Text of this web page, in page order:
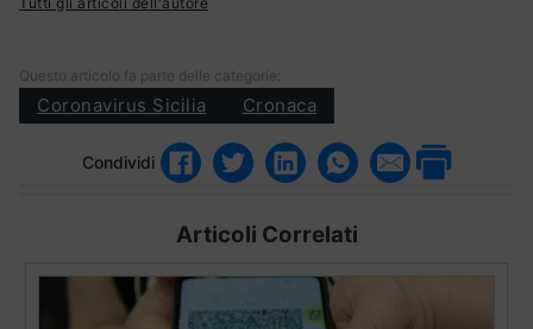
Questo articolo fa parte delle categorie:
Coronavirus Sicilia Cronaca
Condividi
Articoli Correlati